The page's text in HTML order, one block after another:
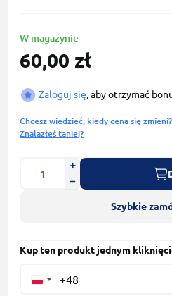
W magazynie
60,00 zł
Zaloguj się, aby otrzymać
Chcesz wiedzieć, kiedy cena się zmieni?
Znalazłeś taniej?
Szybkie
Kup ten produkt jednym
+48